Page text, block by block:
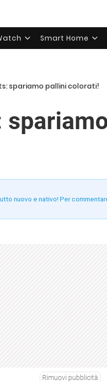
Smart Home
spariamo pallini colorati!
nuovo e nativo! Per
Rimuovi pubblicità